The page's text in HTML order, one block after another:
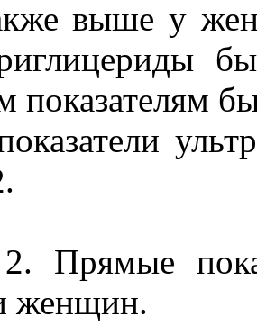
выше у
показателям
Прямые
женщин.